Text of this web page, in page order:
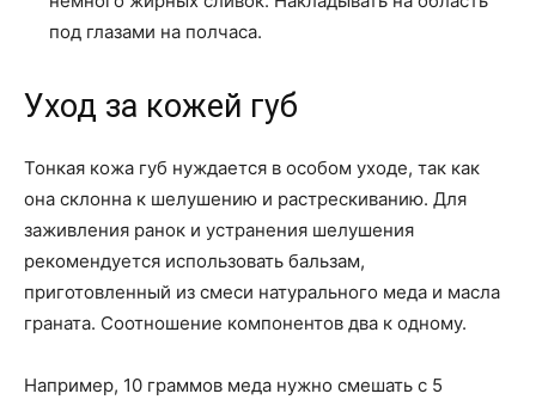
под глазами на полчаса.
Уход за кожей губ
Тонкая кожа губ нуждается в особом уходе, так как
она склонна к шелушению и растрескиванию. Для
заживления ранок и устранения шелушения
рекомендуется использовать бальзам,
приготовленный из смеси натурального меда и масла
граната. Соотношение компонентов два к одному.
Например, 10 граммов меда нужно смешать с 5